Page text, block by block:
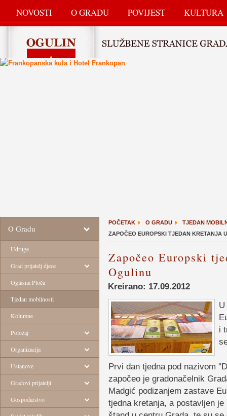
NOVOSTI O GRADU POVIJEST KULTURA
O Gradu
Udruge
Grad prijatelj djece
Oglasna Ploča
Tjedan mobilnosti
Kolumne
Položaj
Organizacija
Ustanove
Gradovi prijatelji
Gospodarstvo
POČETAK O GRADU
TJEDAN
ZAPOČEO EUROPSKI TJEDAN KRETANJA
Započeo Europski
Ogulinu
Kreirano: 17.09.2012
i
Prvi dan tjedna pod nazivom
započeo je gradonačelnik
Madgić podizanjem zastave
tjedna kretanja, a postavljen je